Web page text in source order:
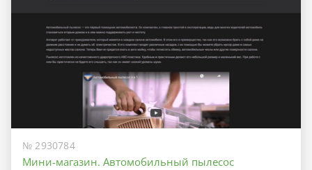
№ 2930784
Мини-магазин. Автомобильный пылесос